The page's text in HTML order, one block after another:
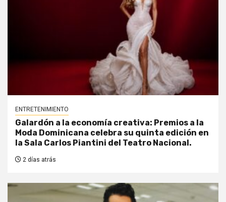
ENTRETENIMIENTO
Galardón a la economía creativa: Premios a la
Moda Dominicana celebra su quinta edición en
la Sala Carlos Piantini del Teatro Nacional.
2 días atrás